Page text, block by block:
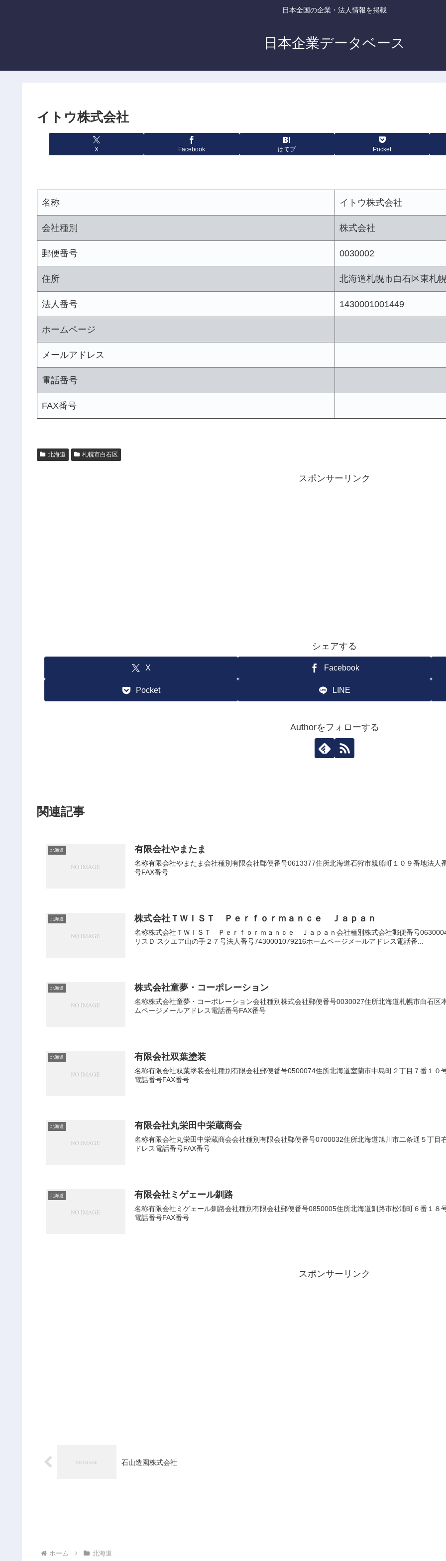
日本全国の企業・法人情報を掲載
日本企業データベース
イトウ株式会社
X Facebook はてブ Pocket
名称 イトウ株式会社
会社種別 株式会社
郵便番号 0030002
住所 北海道札幌市白石区東札
法人番号 1430001001449
ホームページ
メールアドレス
電話番号
FAX番号
北海道 札幌市白石区
スポンサーリンク
シェアする
X Facebook
Pocket LINE
Authorをフォローする
関連記事
北海道 有限会社やまたま
名称有限会社やまたま会社種別有限会社郵便番号0613377住所北海道石狩市親船町１０９番地法
号FAX番号
北海道 株式会社ＴＷＩＳＴ Ｐｅｒｆｏｒｍａｎｃｅ Ｊａｐａｎ
名称株式会社ＴＷＩＳＴ Ｐｅｒｆｏｒｍａｎｃｅ Ｊａｐａｎ会社種別株式会社郵便番号
リスＤ’スクエア山の手２７号法人番号7430001079216ホームページメールアドレス電話番...
北海道 株式会社童夢・コーポレーション
名称株式会社童夢・コーポレーション会社種別株式会社郵便番号0030027住所北海道札幌市白石
ムページメールアドレス電話番号FAX番号
北海道 有限会社双葉塗装
名称有限会社双葉塗装会社種別有限会社郵便番号0500074住所北海道室蘭市中島町２丁目７番１
電話番号FAX番号
北海道 有限会社丸栄田中栄蔵商会
名称有限会社丸栄田中栄蔵商会会社種別有限会社郵便番号0700032住所北海道旭川市二条通５丁
ドレス電話番号FAX番号
北海道 有限会社ミゲェール釧路
名称有限会社ミゲェール釧路会社種別有限会社郵便番号0850005住所北海道釧路市松浦町６番１
電話番号FAX番号
スポンサーリンク
石山造園株式会社
ホーム 北海道